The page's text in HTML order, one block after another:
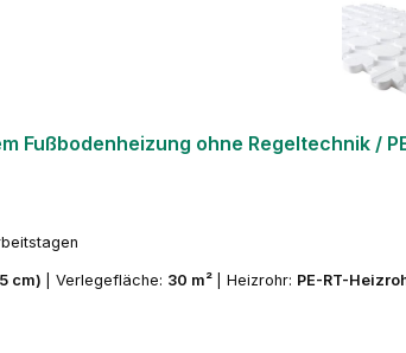
Fußbodenheizung ohne Regeltechnik /
(12,5 cm) Verlegefläche: 30 m² Heizrohr: PE-RT-